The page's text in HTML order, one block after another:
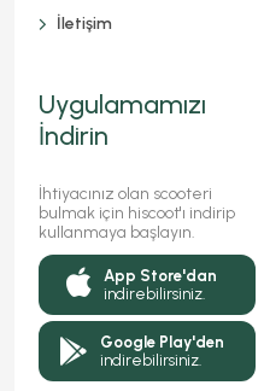
İletişim
Uygulamamızı
İndirin
İhtiyacınız olan scooteri
bulmak için hiscoot'ı indirip
kullanmaya başlayın.
App Store'dan
indirebilirsiniz.
Google Play'den
indirebilirsiniz.